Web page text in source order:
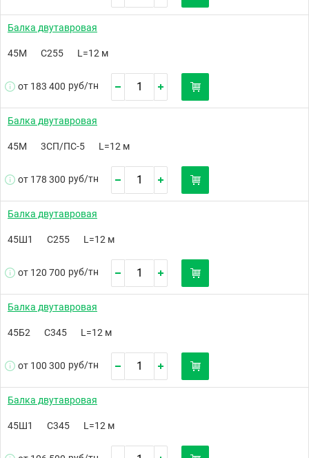
Балка двутавровая
45М С255 L=12 м
от 183 400 руб/тн
Балка двутавровая
45М 3СП/ПС-5 L=12 м
от 178 300 руб/тн
Балка двутавровая
45Ш1 С255 L=12 м
от 120 700 руб/тн
Балка двутавровая
45Б2 С345 L=12 м
от 100 300 руб/тн
Балка двутавровая
45Ш1 С345 L=12 м